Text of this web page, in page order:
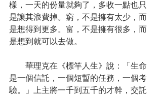
樣，一天的份量就夠了，多收一點也只
是讓其浪費掉。窮，不是擁有太少，而
是想得到更多。富，不是擁有很多，而
是想到就可以去做。
華理克在《標竿人生》說：「生命
是一個信託，一個短暫的任務，一個考
驗。」上主將一千到五千的才幹，交託